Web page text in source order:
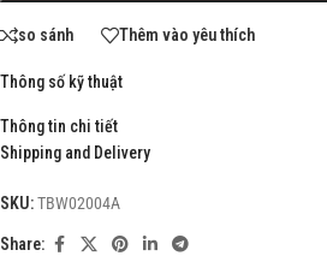
so sánh Thêm vào yêu thích
Thông số kỹ thuật
Thông tin chi tiết
Shipping and Delivery
SKU:TBW02004A
Share: